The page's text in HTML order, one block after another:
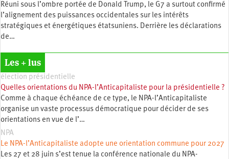
Réuni sous l’ombre portée de Donald Trump, le G7 a surtout confirmé
l’alignement des puissances occidentales sur les intérêts
stratégiques et énergétiques étatsuniens. Derrière les déclarations
de…
Les + lus
élection présidentielle
Quelles orientations du NPA-l’Anticapitaliste pour la présidentielle ?
Comme à chaque échéance de ce type, le NPA-l’Anticapitaliste
organise un vaste processus démocratique pour décider de ses
orientations en vue de l’…
NPA
Le NPA-l’Anticapitaliste adopte une orientation commune pour 2027
Les 27 et 28 juin s’est tenue la conférence nationale du NPA-